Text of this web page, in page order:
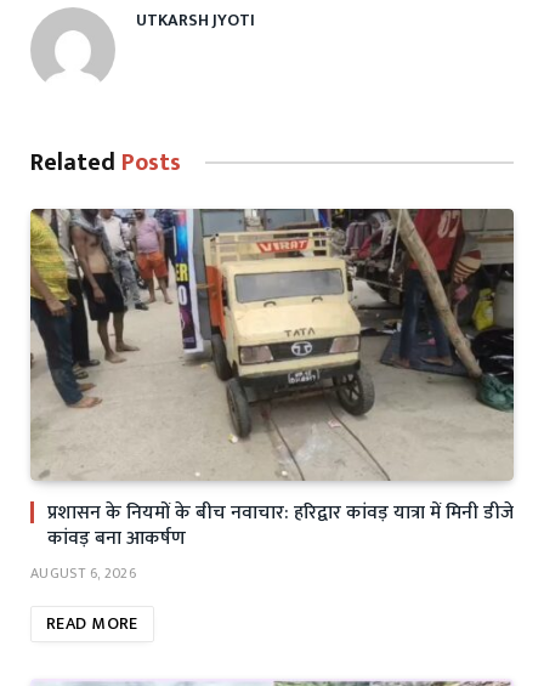
UTKARSH JYOTI
Related Posts
प्रशासन के नियमों के बीच नवाचार: हरिद्वार कांवड़ यात्रा में मिनी डीजे
कांवड़ बना आकर्षण
AUGUST 6, 2026
READ MORE